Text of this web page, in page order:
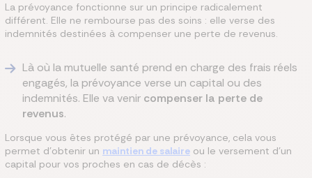
La prévoyance fonctionne sur un principe radicalement
différent. Elle ne rembourse pas des soins : elle verse des
indemnités destinées à compenser une perte de revenus.
Là où la mutuelle santé prend en charge des frais réels
engagés, la prévoyance verse un capital ou des
indemnités. Elle va venir compenser la perte de
revenus.
Lorsque vous êtes protégé par une prévoyance, cela vous
permet d'obtenir un maintien de salaire ou le versement d'un
capital pour vos proches en cas de décès :